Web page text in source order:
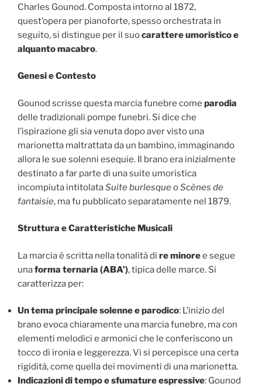
Charles Gounod. Composta intorno al 1872,
quest’opera per pianoforte, spesso orchestrata in
seguito, si distingue per il suocarattere umoristico e
alquanto macabro.
Genesi e Contesto
Gounod scrisse questa marcia funebre come parodia
delle tradizionali pompe funebri. Si dice che
l’ispirazione gli sia venuta dopo aver visto una
marionetta maltrattata da un bambino, immaginando
allora le sue solenni esequie. Il brano era inizialmente
destinato a far parte di una suite umoristica
incompiuta intitolataSuite burlesqueoScènes de
fantaisie, ma fu pubblicato separatamente nel 1879.
Struttura e Caratteristiche Musicali
La marcia è scritta nella tonalità di re minoree segue
unaforma ternaria (ABA’), tipica delle marce. Si
caratterizza per:
Un tema principale solenne e parodico: L’inizio del
brano evoca chiaramente una marcia funebre, ma con
elementi melodici e armonici che le conferiscono un
tocco di ironia e leggerezza. Vi si percepisce una certa
rigidità, come quella dei movimenti di una marionetta.
Indicazioni di tempo e sfumature espressive: Gounod